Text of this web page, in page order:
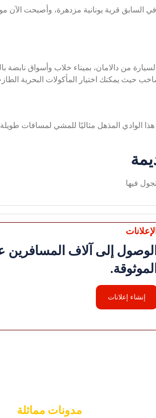
السابق قرية يونانية مزدهرة، وأصبحت الآن
التي تقع على بعد 30 دقيقة فقط بالسيارة من دالامان، بميناء خلاب
حيث يمكنك اختيار المأكولات البحرية
الوادي المذهل مثاليًا للمشي لمسافات
فيها
إلى آلاف المسافرين
إنشاء إعلانات
مدونات مماثلة